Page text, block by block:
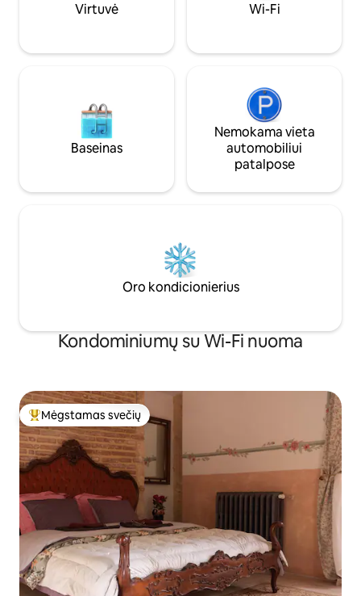
Virtuvė Wi-Fi
Baseinas
Nemokama vieta
automobiliui
patalpose
Oro kondicionierius
Kondominiumų su Wi-Fi nuoma
Svečių mėgstamiausias
Mėgstamas svečių